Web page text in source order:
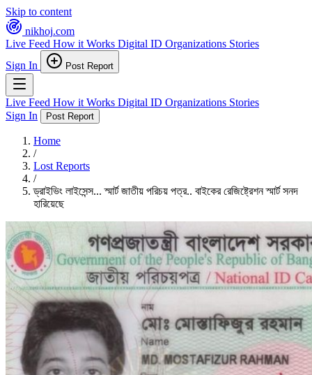
Skip to content
nikhoj.com
Live Feed How it Works Digital ID Organizations Stories
Sign In
Post Report
Live Feed How it Works Digital ID Organizations Stories
Sign In
Post Report
Home
/
Lost Reports
/
ড্রাইভিং লাইসেন্স... স্মার্ট জাতীয় পরিচয় পত্র.. বাইকের রেজিষ্ট্রেশন স্মার্ট সনদ
হারিয়েছে